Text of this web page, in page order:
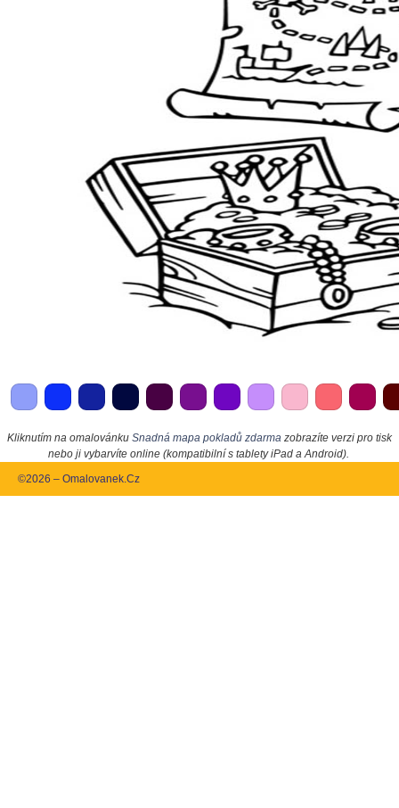
Kliknutím na omalovánku Snadná mapa pokladů zdarma zobrazíte verzi pro tisk
nebo ji vybarvíte online (kompatibilní s tablety iPad a Android).
©2026 – Omalovanek.Cz